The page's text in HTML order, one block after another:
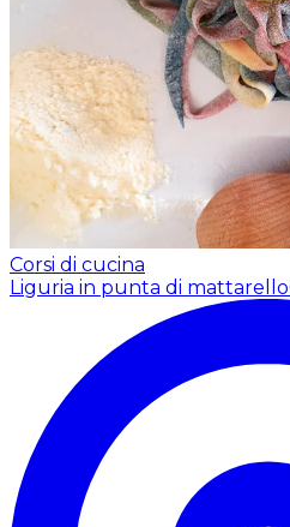
Corsi di cucina
Liguria in punta di mattarello